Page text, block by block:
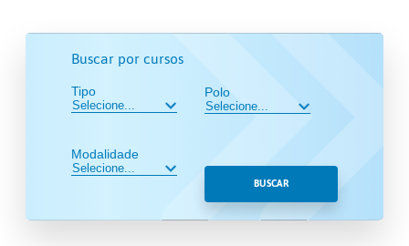
Buscar por cursos
Tipo
Modalidade
Polo
BUSCAR